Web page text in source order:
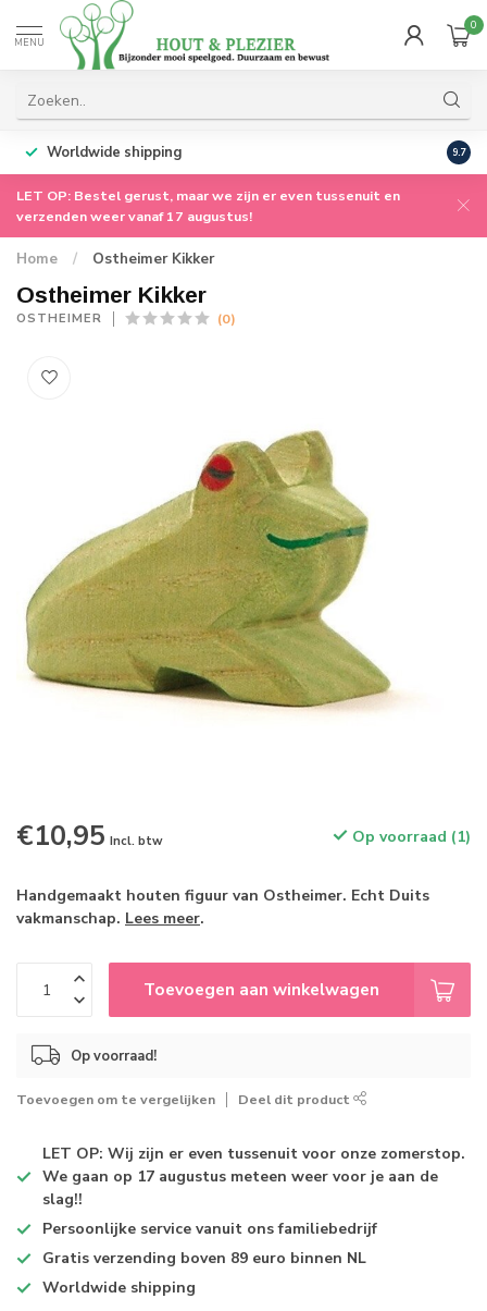
MENU
0
Worldwide shipping 9.7
LET OP: Bestel gerust, maar we zijn er even tussenuit en
verzenden weer vanaf 17 augustus!
Home / Ostheimer Kikker
Ostheimer Kikker
OSTHEIMER (0)
€10,95 Incl. btw Op voorraad (1)
Handgemaakt houten figuur van Ostheimer. Echt Duits
vakmanschap. Lees meer.
Toevoegen aan winkelwagen
Op voorraad!
Toevoegen om te vergelijken Deel dit product
LET OP: Wij zijn er even tussenuit voor onze zomerstop.
We gaan op 17 augustus meteen weer voor je aan de
slag!!
Persoonlijke service vanuit ons familiebedrijf
Gratis verzending boven 89 euro binnen NL
Worldwide shipping